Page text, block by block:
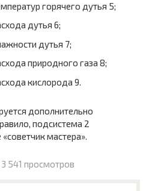
горячего дутья 5;
дутья 6;
дутья 7;
природного газа 8;
кислорода 9.
дополнительно
подсистема 2
мастера».
3 541 просмотров